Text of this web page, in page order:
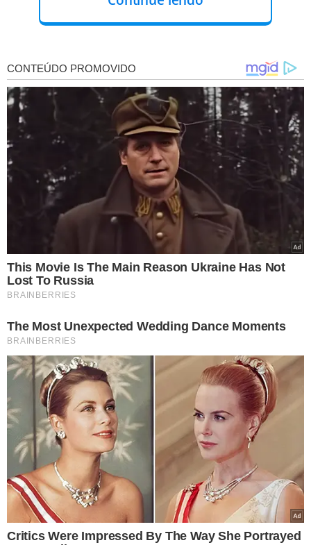
O gabinete de Benjamin Netanyahu afirmou que os
ataques foram ordenados após o Hamas recusar a
libertação de refénse rejeitar propostas. Testemunhas
relataram explosões ao longo da Faixa de Gaza, e
médicos disseram que ao menos 200 pessoas morreram,
incluindo crianças. O número de mortos subiu para 326,
segundo o Hamas.
EXPLOSÕES EM VÁRIAS CIDADES
Entre as vítimas, estaria Mahmoud Abu Watfa, líder de
segurança do grupo.
A Reuters registrou explosões em
várias cidades, enquanto a Defesa Civil de Gaza
informou 35 ataques aéreos . O Hamas acusou Israel de
violar o cessar-fogo e colocar os reféns em risco.
Israel impôs restrições às comunidades próximas à
Faixa de Gaza, suspendendo aulas e emitindo ordens de
evacuação. Palestinos foram vistos deixando o território.
Ataques menores já haviam ocorrido, incluindo um
bombardeio no sábado (15)
que deixou nove mortos. O
cessar-fogo, iniciado em 19 de janeiro, expirou em 1º de
março sem um novo acordo, levando Israel a
interromper a entrada de ajuda humanitária.
Negociações para a segunda fase do pacto seguem
mediadas por Egito, Catar e EUA.